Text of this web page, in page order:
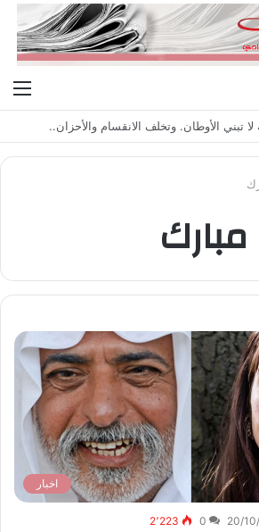
تبني الأوطان. وتخلف الانقسام والأحزان..
اخبار
20/
0 2٬223